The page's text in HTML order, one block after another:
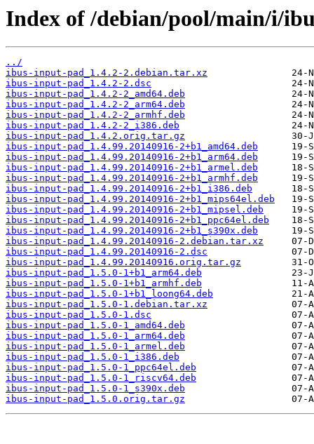
Index of /debian/pool/main/i/
../
ibus-input-pad_1.4.2-2.debian.tar.xz
ibus-input-pad_1.4.2-2.dsc
ibus-input-pad_1.4.2-2_amd64.deb
ibus-input-pad_1.4.2-2_arm64.deb
ibus-input-pad_1.4.2-2_armhf.deb
ibus-input-pad_1.4.2-2_i386.deb
ibus-input-pad_1.4.2.orig.tar.gz
ibus-input-pad_1.4.99.20140916-2+b1_amd64.deb
ibus-input-pad_1.4.99.20140916-2+b1_arm64.deb
ibus-input-pad_1.4.99.20140916-2+b1_armel.deb
ibus-input-pad_1.4.99.20140916-2+b1_armhf.deb
ibus-input-pad_1.4.99.20140916-2+b1_i386.deb
ibus-input-pad_1.4.99.20140916-2+b1_mips64el.deb
ibus-input-pad_1.4.99.20140916-2+b1_mipsel.deb
ibus-input-pad_1.4.99.20140916-2+b1_ppc64el.deb
ibus-input-pad_1.4.99.20140916-2+b1_s390x.deb
ibus-input-pad_1.4.99.20140916-2.debian.tar.xz
ibus-input-pad_1.4.99.20140916-2.dsc
ibus-input-pad_1.4.99.20140916.orig.tar.gz
ibus-input-pad_1.5.0-1+b1_arm64.deb
ibus-input-pad_1.5.0-1+b1_armhf.deb
ibus-input-pad_1.5.0-1+b1_loong64.deb
ibus-input-pad_1.5.0-1.debian.tar.xz
ibus-input-pad_1.5.0-1.dsc
ibus-input-pad_1.5.0-1_amd64.deb
ibus-input-pad_1.5.0-1_arm64.deb
ibus-input-pad_1.5.0-1_armel.deb
ibus-input-pad_1.5.0-1_i386.deb
ibus-input-pad_1.5.0-1_ppc64el.deb
ibus-input-pad_1.5.0-1_riscv64.deb
ibus-input-pad_1.5.0-1_s390x.deb
ibus-input-pad_1.5.0.orig.tar.gz